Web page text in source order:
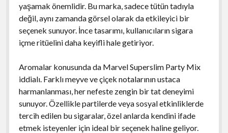
yaşamak önemlidir. Bu marka, sadece tütün tadıyla
değil, aynı zamanda görsel olarak da etkileyici bir
seçenek sunuyor. İnce tasarımı, kullanıcıların sigara
içme ritüelini daha keyifli hale getiriyor.
Aromalar konusunda da Marvel Superslim Party Mix
iddialı. Farklı meyve ve çiçek notalarının ustaca
harmanlanması, her nefeste zengin bir tat deneyimi
sunuyor. Özellikle partilerde veya sosyal etkinliklerde
tercih edilen bu sigaralar, özel anlarda kendini ifade
etmek isteyenler için ideal bir seçenek haline geliyor.